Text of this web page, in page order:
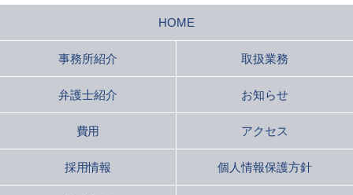
HOME
事務所紹介 取扱業務
弁護士紹介 お知らせ
費用 アクセス
採用情報 個人情報保護方針